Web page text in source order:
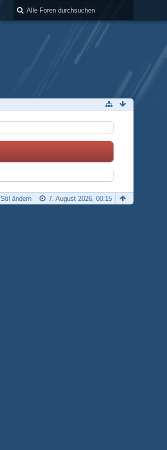
7. August 2026, 00:15
Stil ändern